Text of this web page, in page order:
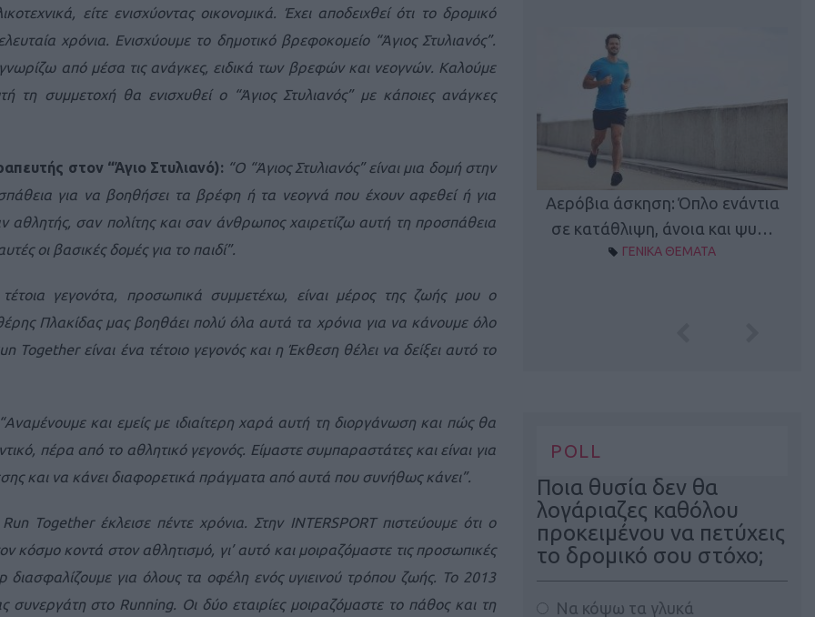
είτε ενισχύοντας οικονομικά. Έχει αποδειχθεί ότι το δρομικό
χρόνια. Ενισχύουμε το δημοτικό βρεφοκομείο “Άγιος Στυλιανός”.
από μέσα τις ανάγκες, ειδικά των βρεφών και νεογνών. Καλούμε
συμμετοχή θα ενισχυθεί ο “Άγιος Στυλιανός” με κάποιες ανάγκες
στον “Άγιο Στυλιανό): “Ο “Άγιος Στυλιανός” είναι μια δομή στην
για να βοηθήσει τα βρέφη ή τα νεογνά που έχουν αφεθεί ή για
αθλητής, σαν πολίτης και σαν άνθρωπος χαιρετίζω αυτή τη προσπάθεια
οι βασικές δομές για το παιδί”.
τέτοια γεγονότα, προσωπικά συμμετέχω, είναι μέρος της ζωής μου ο
Πλακίδας μας βοηθάει πολύ όλα αυτά τα χρόνια για να κάνουμε όλο
είναι ένα τέτοιο γεγονός και η Έκθεση θέλει να δείξει αυτό το
“Αναμένουμε και εμείς με ιδιαίτερη χαρά αυτή τη διοργάνωση και πώς θα
πέρα από το αθλητικό γεγονός. Είμαστε συμπαραστάτες και είναι για
και να κάνει διαφορετικά πράγματα από αυτά που συνήθως κάνει”.
Run Together έκλεισε πέντε χρόνια. Στην INTERSPORT πιστεύουμε ότι ο
κόσμο κοντά στον αθλητισμό, γι’ αυτό και μοιραζόμαστε τις προσωπικές
για όλους τα οφέλη ενός υγιεινού τρόπου ζωής. Το 2013
συνεργάτη στο Running. Οι δύο εταιρίες μοιραζόμαστε το πάθος και τη
New Year Resolutions: Η άσκηση
στην κορυφή για το 2026!
ΓΕΝΙΚΑ ΘΕΜΑΤΑ
Αερόβια άσκηση: Όπλο ενάντια
σε κατάθλιψη, άνοια και ψυ…
ΓΕΝΙΚΑ ΘΕΜΑΤΑ
POLL
Ποια θυσία δεν θα
λογάριαζες καθόλου
προκειμένου να πετύχεις
το δρομικό σου στόχο;
Να κόψω τα γλυκά